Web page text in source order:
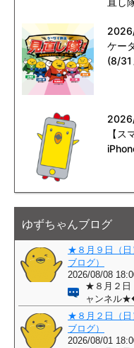
ケー
(8/31
【
ゆずちゃんブログ